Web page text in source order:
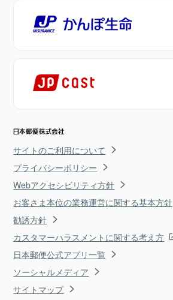
サイトのご利用について
プライバシーポリシー
Webアクセシビリティ方針
お客さま本位の業務運営に関する基本方針
勧誘方針
カスタマーハラスメントに関する考え方
日本郵便公式アプリ一覧
ソーシャルメディア
サイトマップ